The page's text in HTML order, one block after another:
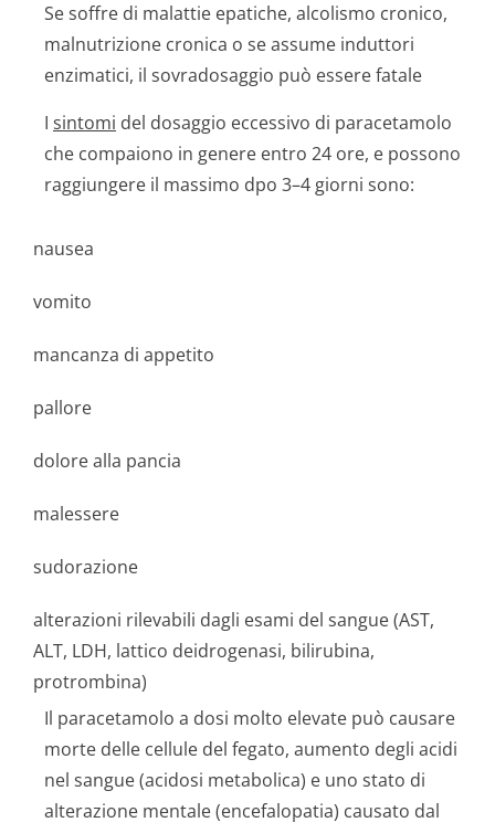
Se soffre di malattie epatiche, alcolismo cronico,
malnutrizione cronica o se assume induttori
enzimatici, il sovradosaggio può essere fatale
I sintomi del dosaggio eccessivo di paracetamolo
che compaiono in genere entro 24 ore, e possono
raggiungere il massimo dpo 3–4 giorni sono:
nausea
vomito
mancanza di appetito
pallore
dolore alla pancia
malessere
sudorazione
alterazioni rilevabili dagli esami del sangue (AST,
ALT, LDH, lattico deidrogenasi, bilirubina,
protrombina)
Il paracetamolo a dosi molto elevate può causare
morte delle cellule del fegato, aumento degli acidi
nel sangue (acidosi metabolica) e uno stato di
alterazione mentale (encefalopatia) causato dal